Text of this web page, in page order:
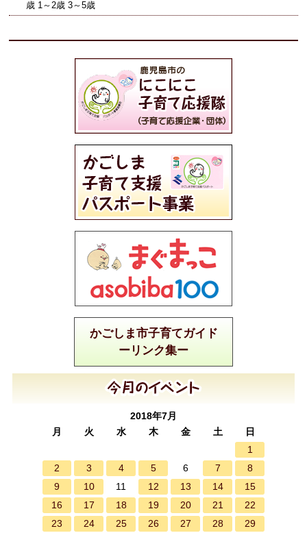
歳 1～2歳 3～5歳
かごしま市子育てガイド
ーリンク集ー
2018年7月
月
火 水 木 金 土
日
1
2
3 4 5 6 7
8
9
10 11 12 13 14
15
16
17 18 19 20 21
22
23
24 25 26 27 28
29